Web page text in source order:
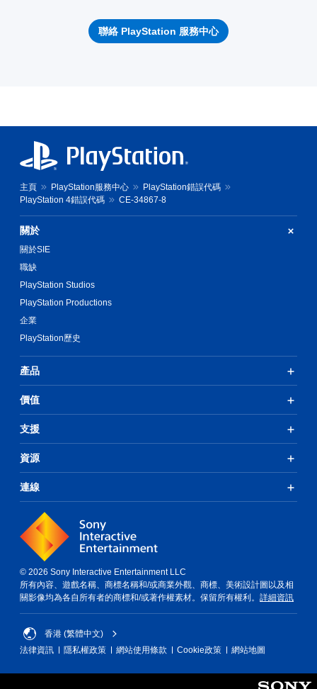
聯絡 PlayStation 服務中心
主頁 PlayStation服務中心
PlayStation錯誤代碼
PlayStation 4錯誤代碼
CE-34867-8
關於
關於SIE
職缺
PlayStation Studios
PlayStation Productions
企業
PlayStation歷史
產品
價值
支援
資源
連線
© 2026 Sony Interactive Entertainment LLC
所有內容、遊戲名稱、商標名稱和/或商業外觀、商標、美術設計圖以及相
關影像均為各自所有者的商標和/或著作權素材。保留所有權利。 詳細資訊
香港 (繁體中文)
法律資訊
隱私權政策 網站使用條款 Cookie政策 網站地圖